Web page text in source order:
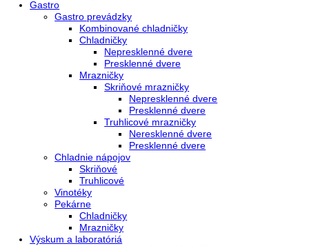
Klasické chladničky
Stolové chladničky
Americké chladničky
Chladnička na víno
Humidory
Gastro prevádzky
Kombinované chladničky
Chladničky
Nepresklenné dvere
Presklenné dvere
Mrazničky
Skriňové mrazničky
Truhlicové mrazničky